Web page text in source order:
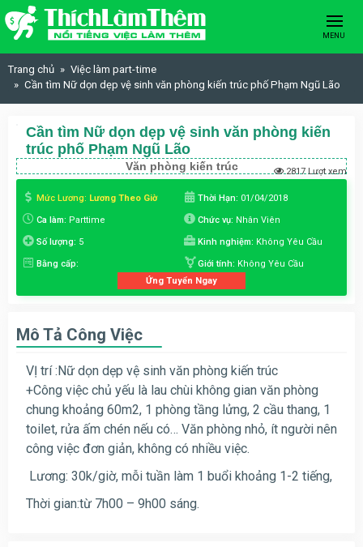
Skip to content
MENU
Trang chủ
Việc làm part-time
Cần tìm Nữ dọn dẹp vệ sinh văn phòng kiến trúc phố Phạm Ngũ Lão
Cần tìm Nữ dọn dẹp vệ sinh văn phòng kiến
trúc phố Phạm Ngũ Lão
Văn phòng kiến trúc 2817 Lượt xem
Mức Lương: Lương Theo Giờ Thời Hạn: 01/04/2018
Ca làm: Parttime Chức vụ: Nhân Viên
Số lượng: 5 Kinh nghiệm: Không Yêu Cầu
Bằng cấp: Giới tính: Không Yêu Cầu
Ứng Tuyển Ngay
Mô Tả Công Việc
VỊ trí :Nữ dọn dẹp vệ sinh văn phòng kiến trúc
+Công việc chủ yếu là lau chùi không gian văn phòng
chung khoảng 60m2, 1 phòng tầng lửng, 2 cầu thang, 1
toilet, rửa ấm chén nếu có… Văn phòng nhỏ, ít người nên
công việc đơn giản, không có nhiều việc.
Lương: 30k/giờ, mỗi tuần làm 1 buổi khoảng 1-2 tiếng,
Thời gian:từ 7h00 – 9h00 sáng.